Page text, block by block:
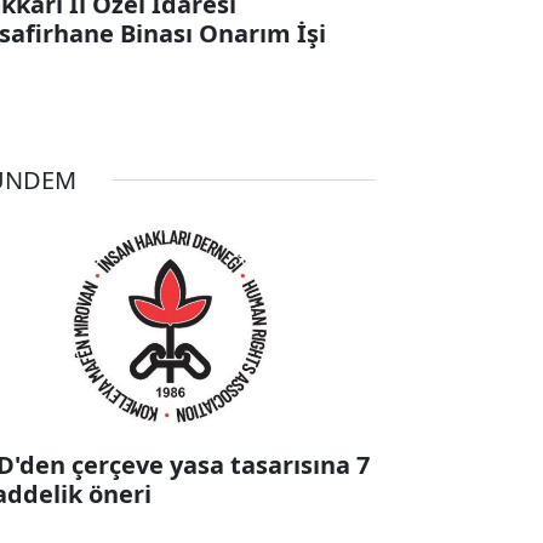
Binası Onarım İşi
çerçeve yasa tasarısına 7
öneri